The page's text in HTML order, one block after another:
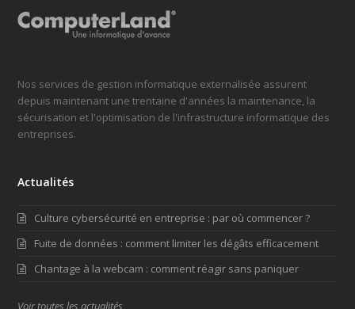
Nos services de gestion informatique externalisée assurent
depuis maintenant une trentaine d'années la maintenance, la
sécurisation et l'optimisation de l'infrastructure informatique des
entreprises.
Actualités
Culture cybersécurité en entreprise : par où commencer ?
Fuite de données : comment limiter les dégâts efficacement
Chantage à la webcam : comment réagir sans paniquer